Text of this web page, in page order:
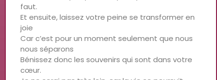
faut.
Et ensuite, laissez votre peine se transformer en
joie
Car c’est pour un moment seulement que nous
nous séparons
Bénissez donc les souvenirs qui sont dans votre
cœur.